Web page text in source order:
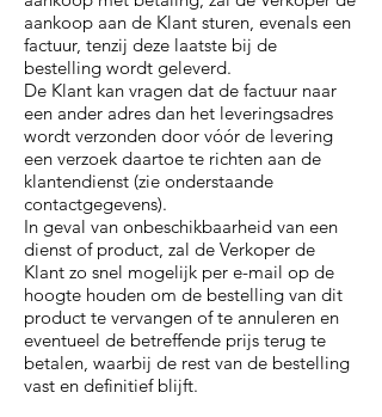
aankoop aan de Klant sturen, evenals een
factuur, tenzij deze laatste bij de
bestelling wordt geleverd.
De Klant kan vragen dat de factuur naar
een ander adres dan het leveringsadres
wordt verzonden door vóór de levering
een verzoek daartoe te richten aan de
klantendienst (zie onderstaande
contactgegevens).
In geval van onbeschikbaarheid van een
dienst of product, zal de Verkoper de
Klant zo snel mogelijk per e-mail op de
hoogte houden om de bestelling van dit
product te vervangen of te annuleren en
eventueel de betreffende prijs terug te
betalen, waarbij de rest van de bestelling
vast en definitief blijft.